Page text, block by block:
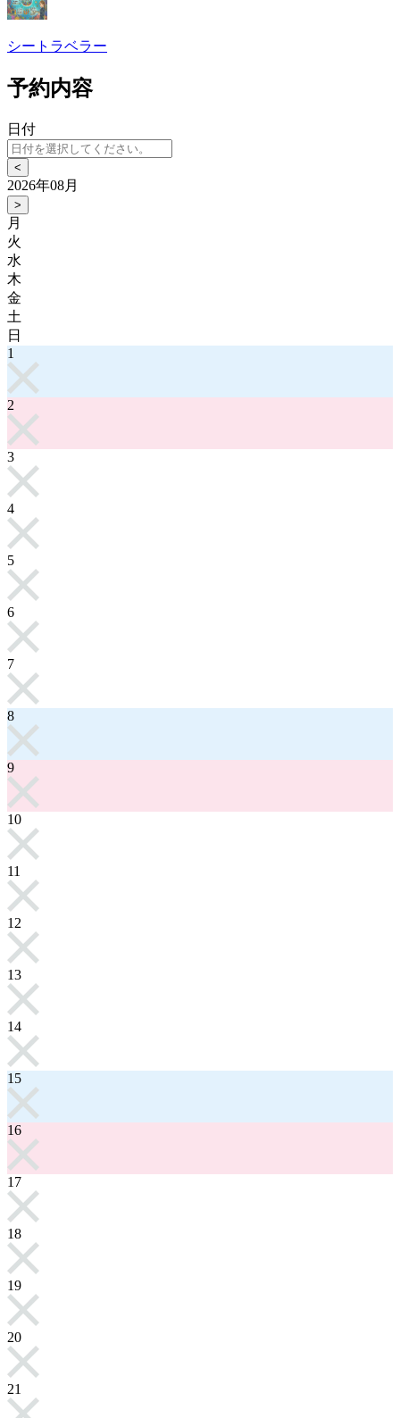
シートラベラー
予約内容
日付
<
2026年08月
>
月
火
水
木
金
土
日
1
2
3
4
5
6
7
8
9
10
11
12
13
14
15
16
17
18
19
20
21